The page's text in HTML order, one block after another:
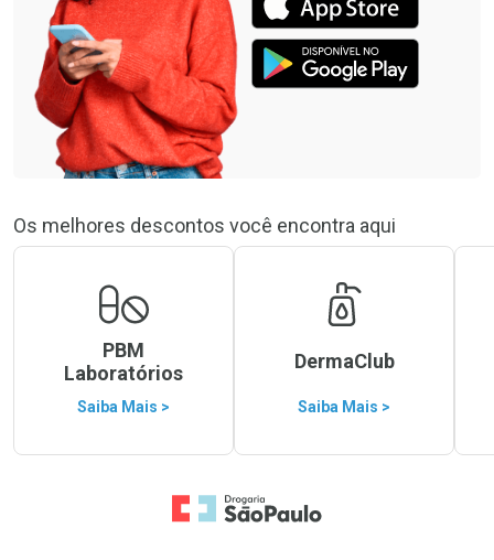
Os melhores descontos você encontra aqui
PBM
Laboratórios
Saiba Mais >
DermaClub
Saiba Mais >
Ir para a Home